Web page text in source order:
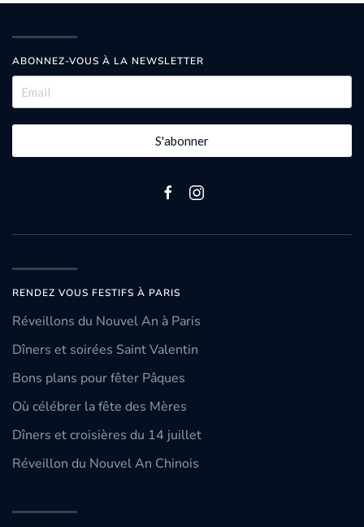
ABONNEZ-VOUS À LA NEWSLETTER
S'abonner
RENDEZ VOUS FESTIFS À PARIS
Réveillons du Nouvel An à Paris
Dîners et soirées Saint Valentin
Bons plans pour fêter Pâques
Où célébrer la fête des Mères
Dîners et croisières du 14 juillet
Réveillon du Nouvel An Chinois